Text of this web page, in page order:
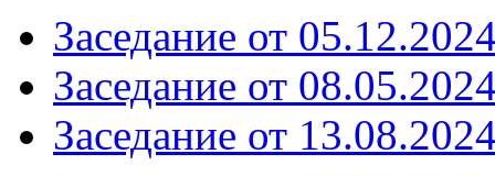
Заседание от
Заседание от
Заседание от